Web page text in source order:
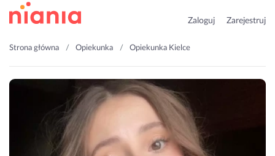
Zaloguj Zarejestruj
Strona główna Opiekunka Opiekunka Kielce